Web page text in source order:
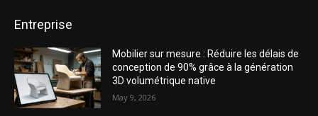
Entreprise
Mobilier sur mesure : Réduire les délais de
conception de 90% grâce à la génération
3D volumétrique native
May 9, 2026